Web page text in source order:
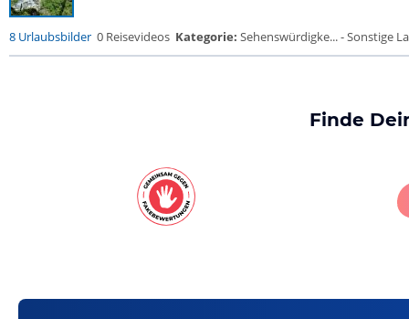
8 Urlaubsbilder 0 Reisevideos Kategorie: Sehenswürdigke... - Sonstige
Finde